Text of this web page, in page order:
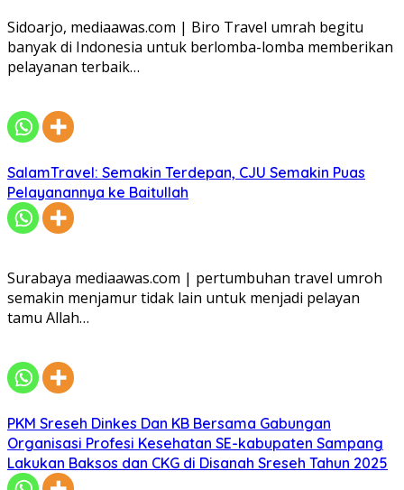
Sidoarjo, mediaawas.com | Biro Travel umrah begitu
banyak di Indonesia untuk berlomba-lomba memberikan
pelayanan terbaik…
SalamTravel: Semakin Terdepan, CJU Semakin Puas
Pelayanannya ke Baitullah
Surabaya mediaawas.com | pertumbuhan travel umroh
semakin menjamur tidak lain untuk menjadi pelayan
tamu Allah…
PKM Sreseh Dinkes Dan KB Bersama Gabungan
Organisasi Profesi Kesehatan SE-kabupaten Sampang
Lakukan Baksos dan CKG di Disanah Sreseh Tahun 2025